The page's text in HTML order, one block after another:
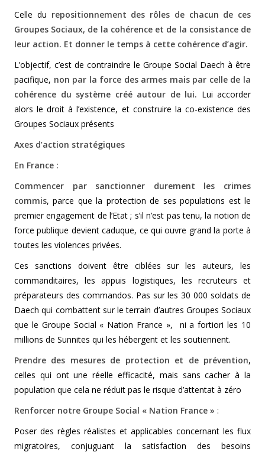
Celle du repositionnement des rôles de chacun de ces
Groupes Sociaux, de la cohérence et de la consistance de
leur action. Et donner le temps à cette cohérence d’agir.
L’objectif, c’est de contraindre le Groupe Social Daech à être
pacifique, non par la force des armes mais par celle de la
cohérence du système créé autour de lui. Lui accorder
alors le droit à l’existence, et construire la co-existence des
Groupes Sociaux présents
Axes d’action stratégiques
En France :
Commencer par sanctionner durement les crimes
commis, parce que la protection de ses populations est le
premier engagement de l’Etat ; s’il n’est pas tenu, la notion de
force publique devient caduque, ce qui ouvre grand la porte à
toutes les violences privées.
Ces sanctions doivent être ciblées sur les auteurs, les
commanditaires, les appuis logistiques, les recruteurs et
préparateurs des commandos. Pas sur les 30 000 soldats de
Daech qui combattent sur le terrain d’autres Groupes Sociaux
que le Groupe Social « Nation France », ni a fortiori les 10
millions de Sunnites qui les hébergent et les soutiennent.
Prendre des mesures de protection et de prévention,
celles qui ont une réelle efficacité, mais sans cacher à la
population que cela ne réduit pas le risque d’attentat à zéro
Renforcer notre Groupe Social « Nation France » :
Poser des règles réalistes et applicables concernant les flux
migratoires, conjuguant la satisfaction des besoins